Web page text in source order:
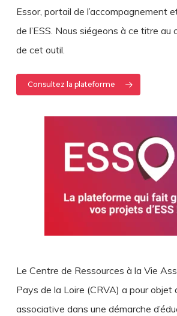
Essor, portail de l’accompagnement
de l’ESS. Nous siégeons à ce titre au
de cet outil.
Consultez la plateforme
Le Centre de Ressources à la Vie
Pays de la Loire (CRVA) a pour objet
associative dans une démarche